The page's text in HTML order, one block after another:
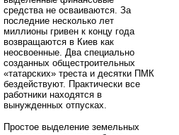
средства не осваиваются. За
последние несколько лет
миллионы гривен к концу года
возвращаются в Киев как
неосвоенные. Два специально
созданных общестроительных
«татарских» треста и десятки ПМК
бездействуют. Практически все
работники находятся в
вынужденных отпусках.
Простое выделение земельных